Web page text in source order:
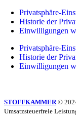
Privatsphäre-
Historie der
Einwilligungen
Privatsphäre-
Historie der
Einwilligungen
STOFFKAMMER©
Umsatzsteuerfreie